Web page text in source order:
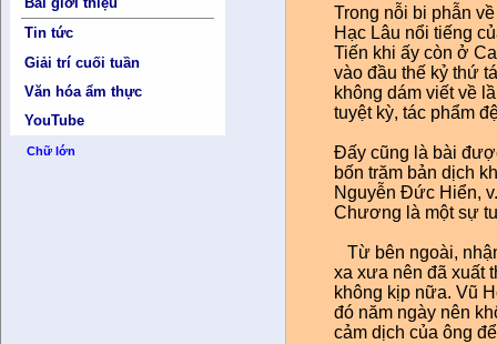
Tin tức
Giải trí cuối tuần
Văn hóa ẩm thực
YouTube
Chữ lớn
Trong nỗi bi phẫn
Hạc Lâu nổi tiếng
Tiến khi ấy còn ở
vào đầu thế kỷ thứ
không dám viết về
tuyệt kỳ, tác phẩm đ
Đấy cũng là bài
bốn trăm bản dịch
Nguyễn Đức Hiển,
Chương là một sự
Từ bên ngoài,
xa xưa nên đã xuất
không kịp nữa. Vũ
đó năm ngày nên
cảm dịch của ông để